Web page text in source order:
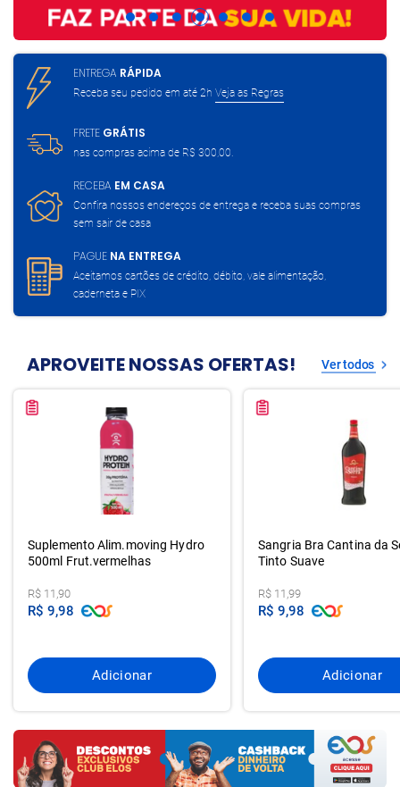
ENTREGA RÁPIDA
Receba seu pedido em até 2h Veja as Regras
FRETE GRÁTIS
nas compras acima de R$ 300,00.
RECEBA EM CASA
Confira nossos endereços de entrega e receba suas compras
sem sair de casa
PAGUE NA ENTREGA
Aceitamos cartões de crédito, débito, vale alimentação,
caderneta e PIX
APROVEITE NOSSAS OFERTAS! Ver todos
Suplemento Alim.moving Hydro
500ml Frut.vermelhas
R$ 11,90
R$ 9,98
Adicionar
Sangria Bra Cantina da
Tinto Suave
R$ 11,99
R$ 9,98
Adicionar